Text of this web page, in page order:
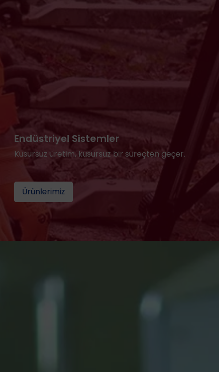
Endüstriyel Sistemler
Kusursuz üretim, kusursuz bir süreçten geçer.
Ürünlerimiz